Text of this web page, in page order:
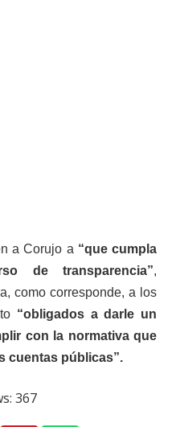
a Corujo a “que cumpla
de transparencia”,
como corresponde, a los
“obligados a darle un
con la normativa que
cuentas públicas”.
367